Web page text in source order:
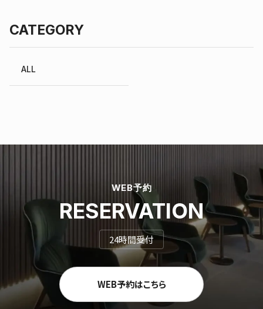
CATEGORY
ALL
WEB予約
RESERVATION
24時間受付
WEB予約はこちら